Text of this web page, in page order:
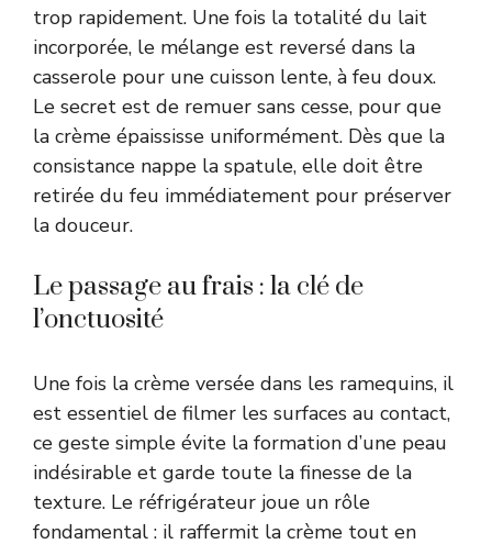
trop rapidement. Une fois la totalité du lait
incorporée, le mélange est reversé dans la
casserole pour une cuisson lente, à feu doux.
Le secret est de remuer sans cesse, pour que
la crème épaississe uniformément. Dès que la
consistance nappe la spatule, elle doit être
retirée du feu immédiatement pour préserver
la douceur.
Le passage au frais : la clé de
l’onctuosité
Une fois la crème versée dans les ramequins, il
est essentiel de filmer les surfaces au contact,
ce geste simple évite la formation d’une peau
indésirable et garde toute la finesse de la
texture. Le réfrigérateur joue un rôle
fondamental : il raffermit la crème tout en